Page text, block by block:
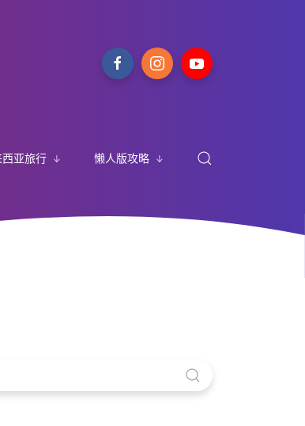
亚旅行 懒人版攻略